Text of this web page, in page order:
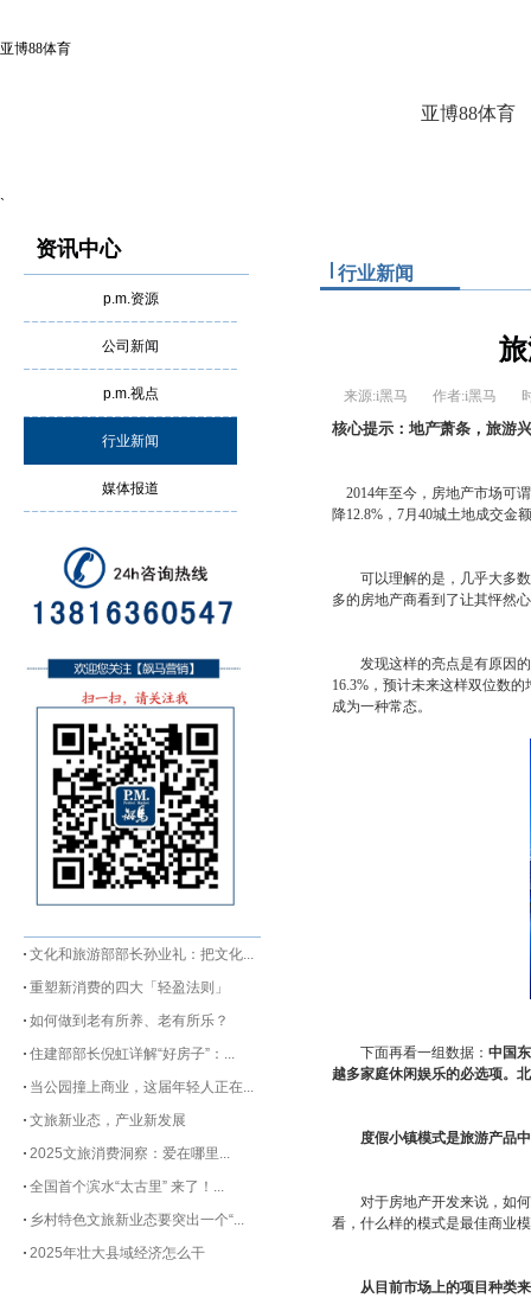
亚博88体育
亚博88体育
`
资讯中心
p.m.资源
公司新闻
p.m.视点
行业新闻
媒体报道
文化和旅游部部长孙业礼：把文化...
重塑新消费的四大「轻盈法则」
如何做到老有所养、老有所乐？
住建部部长倪虹详解“好房子”：...
当公园撞上商业，这届年轻人正在...
文旅新业态，产业新发展
2025文旅消费洞察：爱在哪里...
全国首个滨水“太古里” 来了！...
乡村特色文旅新业态要突出一个“...
2025年壮大县域经济怎么干
行业新闻
来源:i黑马 作者:i黑马
核心提示：地产萧条，旅游
2014年至今，房地产市场可
降12.8%，7月40城土地成交金
可以理解的是，几乎大多数
多的房地产商看到了让其怦然
发现这样的亮点是有原因的
16.3%，预计未来这样双位数
成为一种常态。
下面再看一组数据： 中国
越多家庭休闲娱乐的必选项。
度假小镇模式是旅游产品
对于房地产开发来说，如何
看，什么样的模式是最佳商业
从目前市场上的项目种类